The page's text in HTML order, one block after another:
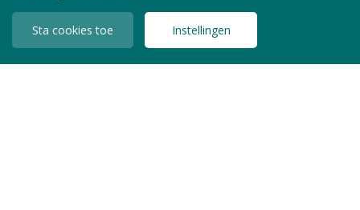
Sta cookies toe Instellingen